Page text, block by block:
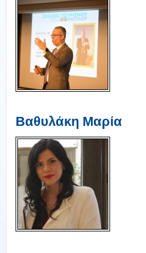
Βαθυλάκη Μαρία